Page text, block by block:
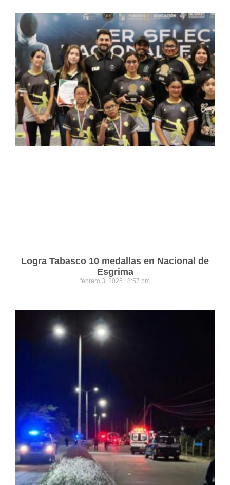
Logra Tabasco 10 medallas en Nacional de
Esgrima
febrero 3, 2025 8:57 pm